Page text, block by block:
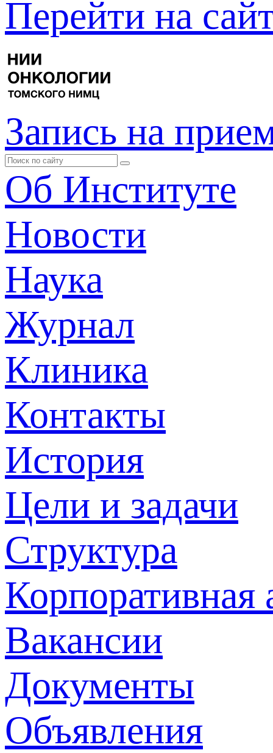
Перейти на
Запись на
Об Институте
Новости
Наука
Журнал
Клиника
Контакты
История
Цели и задачи
Структура
Корпоративная
Вакансии
Документы
Объявления